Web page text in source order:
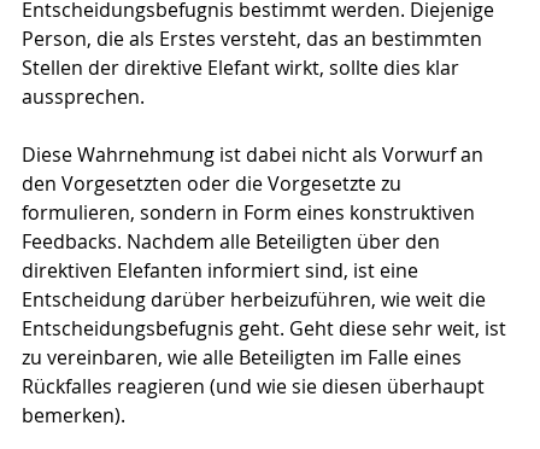
Entscheidungsbefugnis bestimmt werden. Diejenige
Person, die als Erstes versteht, das an bestimmten
Stellen der direktive Elefant wirkt, sollte dies klar
aussprechen.
Diese Wahrnehmung ist dabei nicht als Vorwurf an
den Vorgesetzten oder die Vorgesetzte zu
formulieren, sondern in Form eines konstruktiven
Feedbacks. Nachdem alle Beteiligten über den
direktiven Elefanten informiert sind, ist eine
Entscheidung darüber herbeizuführen, wie weit die
Entscheidungsbefugnis geht. Geht diese sehr weit, ist
zu vereinbaren, wie alle Beteiligten im Falle eines
Rückfalles reagieren (und wie sie diesen überhaupt
bemerken).